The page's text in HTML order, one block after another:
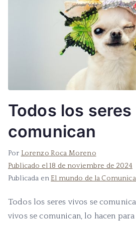
Todos los
comunican
Por Lorenzo Roca Moreno
Publicado el18 de noviembre de 2024
Publicada en El mundo de la
Todos los seres vivos se
vivos se comunican, lo hacen